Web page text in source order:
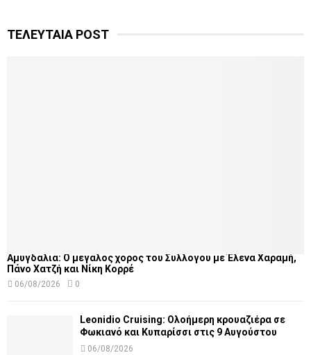
ΤΕΛΕΥΤΑΙΑ POST
Αμυγδαλιά: Ο μεγάλος χορός του Συλλόγου με Έλενα Χαραμή,
Πάνο Χατζή και Νίκη Κορρέ
06/08/2026 0
Leonidio Cruising: Ολοήμερη κρουαζιέρα σε
Φωκιανό και Κυπαρίσσι στις 9 Αυγούστου
06/08/2026